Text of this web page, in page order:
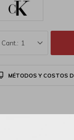
1
MÉTODOS Y COSTOS